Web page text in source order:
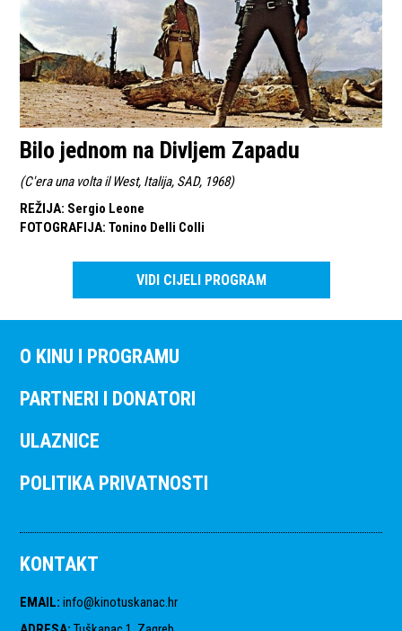
Bilo jednom na Divljem Zapadu
(C'era una volta il West, Italija, SAD, 1968)
REŽIJA: Sergio Leone
FOTOGRAFIJA: Tonino Delli Colli
VIDI CIJELI PROGRAM
O KINU I PROGRAMU
PARTNERI I DONATORI
ULAZNICE
POLITIKA PRIVATNOSTI
KONTAKT
EMAIL: info@kinotuskanac.hr